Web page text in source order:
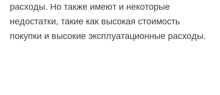
расходы. Но также имеют и некоторые
недостатки, такие как высокая стоимость
покупки и высокие эксплуатационные расходы.